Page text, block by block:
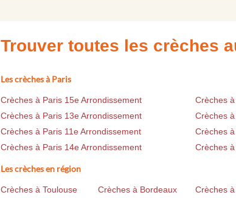
Trouver toutes les crèches
Les crèches à Paris
Crèches à Paris 15e Arrondissement
Crèches
Crèches à Paris 13e Arrondissement
Crèches
Crèches à Paris 11e Arrondissement
Crèches
Crèches à Paris 14e Arrondissement
Crèches
Les crèches en région
Crèches à Toulouse Crèches à Bordeaux Crèches